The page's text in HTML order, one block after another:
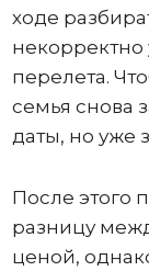
ходе
некорректно
перелета.
семья снова
даты, но уже
После этого
разницу
ценой,